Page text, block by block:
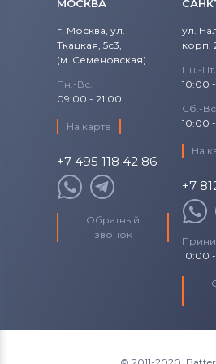
Вентиляторы (кулеры)
Вентиляторы (кулеры)
Вентиляторы (кулеры)
Вентиляторы (кулеры)
Вентиляторы (кулеры)
Универсальный
Вентиляторы (кулеры)
Вентиляторы (кулеры)
Вентиляторы (кулеры)
МОСКВА
г. Москва, ул.
Ткацкая, 5с3,
(м. Семеновская)
Пн.-Вс.
09:00 - 21:00
На карте
+7 495 118 42 86
Обратный
звонок
ул.
корп.
Пн.-Пт.
10:00
Сб.-
10:00
На
+7
10:00